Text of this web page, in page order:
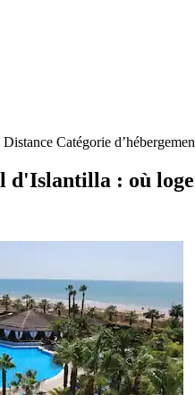
Distance Catégorie
d'Islantilla : où